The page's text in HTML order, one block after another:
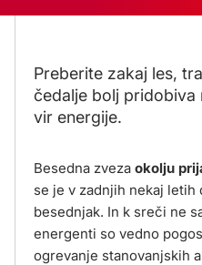
Preberite zakaj les,
čedalje bolj
vir energije.
Besedna zveza okolju
se je v zadnjih nekaj letih
besednjak. In k sreči ne
energenti so vedno
ogrevanje stanovanjskih